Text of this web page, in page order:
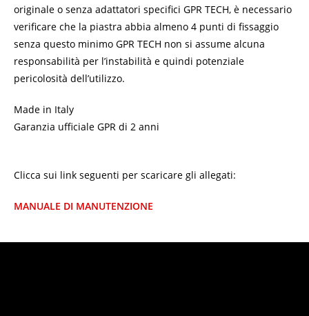
originale o senza adattatori specifici GPR TECH, è necessario
verificare che la piastra abbia almeno 4 punti di fissaggio
senza questo minimo GPR TECH non si assume alcuna
responsabilità per l’instabilità e quindi potenziale
pericolosità dell’utilizzo.
Made in Italy
Garanzia ufficiale GPR di 2 anni
Clicca sui link seguenti per scaricare gli allegati:
MANUALE DI MANUTENZIONE